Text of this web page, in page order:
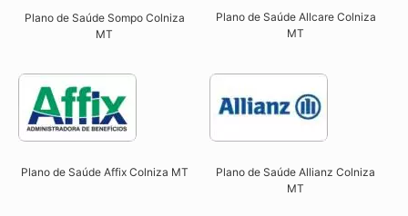
Plano de Saúde Sompo Colniza
MT​
Plano de Saúde Allcare Colniza
MT​
Plano de Saúde Affix Colniza MT​
Plano de Saúde Allianz Colniza
MT​